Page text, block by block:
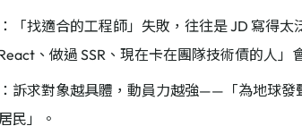
「找適合的工程師」失敗，往往是 JD 寫得
、做過 SSR、現在卡在團隊技術債的人」
訴求對象越具體，動員力越強——「為地球發
民」。